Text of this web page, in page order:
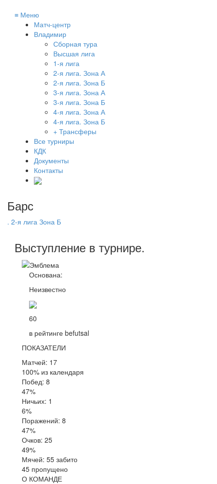
≡ Меню
Матч-центр
Владимир
Сборная тура
Высшая лига
1-я лига
2-я лига. Зона А
2-я лига. Зона Б
3-я лига. Зона А
3-я лига. Зона Б
4-я лига. Зона А
4-я лига. Зона Б
+ Трансферы
Все турниры
КДК
Документы
Контакты
Барс
. 2-я лига Зона Б
Выступление в турнире.
Основана:
Неизвестно
60
в рейтинге befutsal
ПОКАЗАТЕЛИ
Матчей: 17
100% из календаря
Побед: 8
47%
Ничьих: 1
6%
Поражений: 8
47%
Очков: 25
49%
Мячей: 55 забито
45 пропущено
О КОМАНДЕ